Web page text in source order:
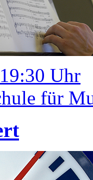
Uhr
für